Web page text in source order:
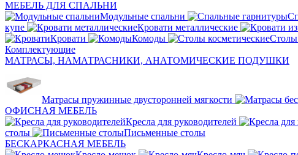
МЕБЕЛЬ ДЛЯ СПАЛЬНИ
Модульные спальни
купе
Кровати металлические
Кровати
Комоды Столы
Комплектующие
МАТРАСЫ, НАМАТРАСНИКИ, АНАТОМИЧЕСКИЕ ПОДУШКИ
Матрасы пружинные двусторонней мягкости
ОФИСНАЯ МЕБЕЛЬ
Кресла для руководителей
столы
Письменные столы
БЕСКАРКАСНАЯ МЕБЕЛЬ